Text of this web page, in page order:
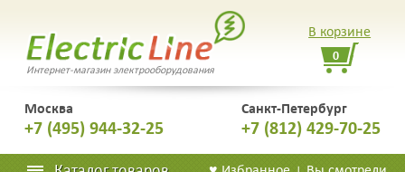
Интернет-магазин электрооборудования
Москва
+7 (495) 944-32-25
Санкт-Петербург
+7 (812) 429-70-25
В корзине
0